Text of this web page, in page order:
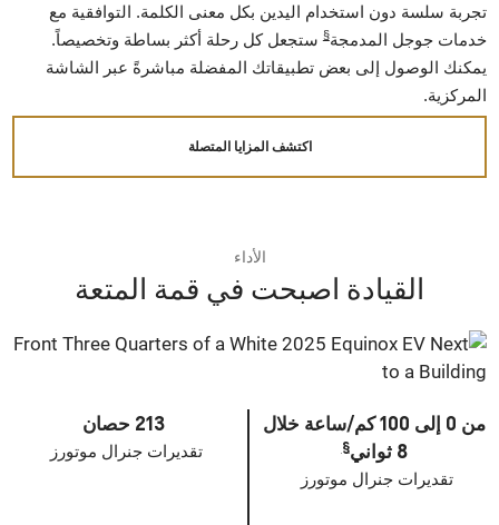
تجربة سلسة دون استخدام اليدين بكل معنى الكلمة. التوافقية مع
خدمات جوجل المدمجة §ستجعل كل رحلة أكثر بساطة وتخصيصاً.
يمكنك الوصول إلى بعض تطبيقاتك المفضلة مباشرةً عبر الشاشة
المركزية.
اكتشف المزايا المتصلة
الأداء
القيادة اصبحت في قمة المتعة
من 0 إلى 100 كم/ساعة خلال
تقديرات جنرال موتورز
213 حصان
تقديرات جنرال موتورز